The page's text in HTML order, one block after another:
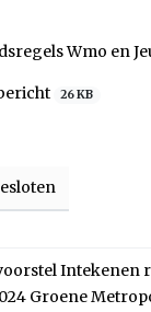
Wmo en
26 KB
Intekenen
Groene